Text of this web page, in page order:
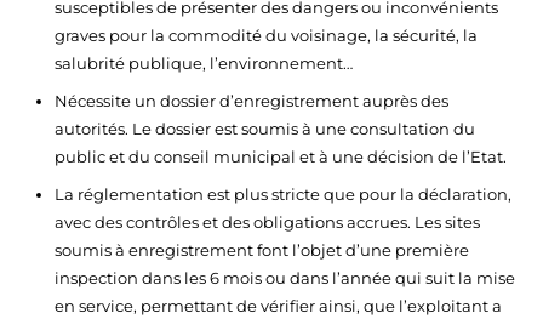
susceptibles de présenter des dangers ou inconvénients
graves pour la commodité du voisinage, la sécurité, la
salubrité publique, l’environnement…
Nécessite un dossier d’enregistrement auprès des
autorités. Le dossier est soumis à une consultation du
public et du conseil municipal et à une décision de l’Etat.
La réglementation est plus stricte que pour la déclaration,
avec des contrôles et des obligations accrues. Les sites
soumis à enregistrement font l’objet d’une première
inspection dans les 6 mois ou dans l’année qui suit la mise
en service, permettant de vérifier ainsi, que l’exploitant a